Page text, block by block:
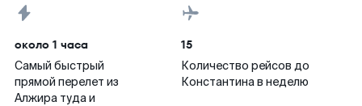
около 1 часа
Самый быстрый
прямой перелет из
Алжира туда и
15
Количество рейсов до
Константина в неделю